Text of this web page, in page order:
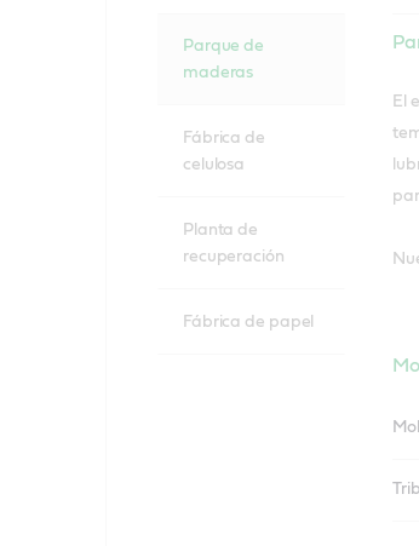
Parque de
maderas
Fábrica de
celulosa
Planta de
recuperación
Fábrica de papel
El